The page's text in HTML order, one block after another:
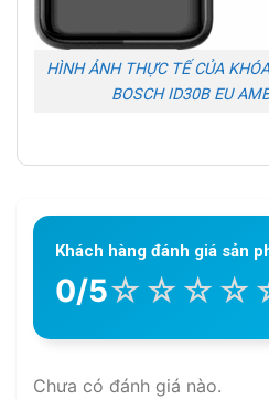
HÌNH ẢNH THỰC TẾ CỦA
BOSCH ID30B EU
Khách hàng đánh giá sản
0/5☆ ☆ ☆ ☆
Chưa có đánh giá nào.